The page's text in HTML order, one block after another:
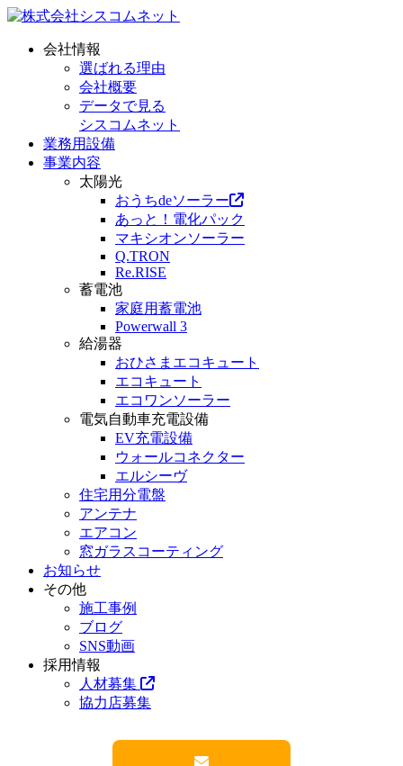
会社情報
選ばれる理由
会社概要
データで見る
シスコムネット
業務用設備
事業内容
太陽光
おうちdeソーラー
あっと！電化パック
マキシオンソーラー
Q.TRON
Re.RISE
蓄電池
家庭用蓄電池
Powerwall 3
給湯器
おひさまエコキュート
エコキュート
エコワンソーラー
電気自動車充電設備
EV充電設備
ウォールコネクター
エルシーヴ
住宅用分電盤
アンテナ
エアコン
窓ガラスコーティング
お知らせ
その他
施工事例
ブログ
SNS動画
採用情報
人材募集
協力店募集